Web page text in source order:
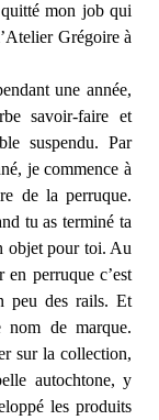
mon job qui
Grégoire à
une année,
savoir-faire et
suspendu. Par
je commence à
de la perruque.
tu as terminé ta
objet pour toi. Au
perruque c’est
peu des rails. Et
de marque.
sur la collection,
autochtone, y
les produits